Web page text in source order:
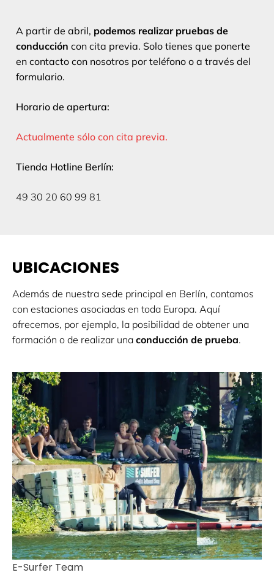
A partir de abril, podemos realizar pruebas de
conducción con cita previa. Solo tienes que ponerte
en contacto con nosotros por teléfono o a través del
formulario.
Horario de apertura:
Actualmente sólo con cita previa.
Tienda Hotline Berlín:
49 30 20 60 99 81
UBICACIONES
Además de nuestra sede principal en Berlín, contamos
con estaciones asociadas en toda Europa. Aquí
ofrecemos, por ejemplo, la posibilidad de obtener una
formación o de realizar una conducción de prueba.
E-Surfer Team